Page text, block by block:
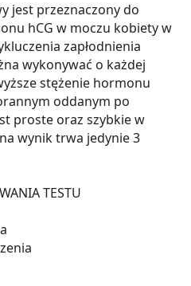
jest przeznaczony do
hCG w moczu kobiety w
zapłodnienia
wykonywać o każdej
stężenie hormonu
oddanym po
proste oraz szybkie w
wynik trwa jedynie 3
TESTU